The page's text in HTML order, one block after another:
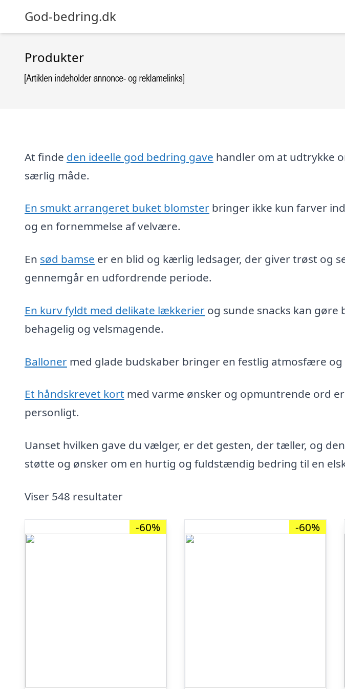
God-bedring.dk
Produkter
At finde den ideelle god bedring gave handler om at udtrykke
særlig måde.
En smukt arrangeret buket blomster bringer ikke kun farver
og en fornemmelse af velvære.
En sød bamse er en blid og kærlig ledsager, der giver trøst og
gennemgår en udfordrende periode.
En kurv fyldt med delikate lækkerier og sunde snacks kan
behagelig og velsmagende.
Balloner med glade budskaber bringer en festlig atmosfære
Et håndskrevet kort med varme ønsker og opmuntrende ord
personligt.
Uanset hvilken gave du vælger, er det gesten, der tæller, og
støtte og ønsker om en hurtig og fuldstændig bedring til en
Viser 548 resultater
-60% -60%